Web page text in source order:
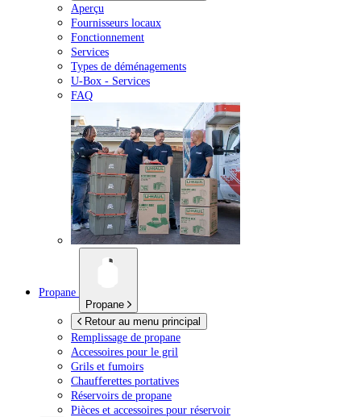
Aperçu
Fournisseurs locaux
Fonctionnement
Services
Types de déménagements
U-Box - Services
FAQ
Propane
Propane
Retour au menu principal
Remplissage de propane
Accessoires pour le gril
Grils et fumoirs
Chaufferettes portatives
Réservoirs de propane
Pièces et accessoires pour réservoir